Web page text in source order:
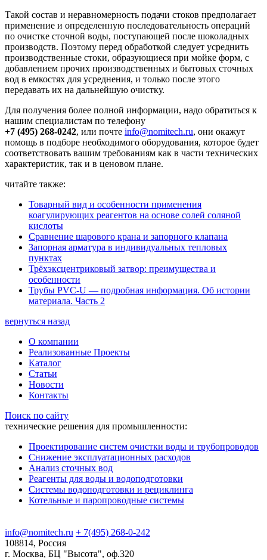
Такой состав и неравномерность подачи стоков предполагает
применение и определенную последовательность операций
по очистке сточной воды, поступающей после шоколадных
производств. Поэтому перед обработкой следует усреднить
производственные стоки, образующиеся при мойке форм, с
добавлением прочих производственных и бытовых сточных
вод в емкостях для усреднения, и только после этого
передавать их на дальнейшую очистку.
Для получения более полной информации, надо обратиться к
нашим специалистам по телефону
+7 (495) 268-0242, или почте info@nomitech.ru, они окажут
помощь в подборе необходимого оборудования, которое будет
соответствовать вашим требованиям как в части технических
характеристик, так и в ценовом плане.
читайте также:
Товарный вид и особенности применения
коагулирующих реагентов на основе солей соляной
кислоты
Сравнение шарового крана и запорного клапана
Запорная арматура в индивидуальных тепловых
пунктах
Трёхэксцентриковый затвор: преимущества и
особенности
Трубы PVC-U — подробная информация. Об истории
материала. Часть 2
вернуться назад
О компании
Реализованные Проекты
Каталог
Статьи
Новости
Контакты
Поиск по сайту
технические решения для промышленности:
Проектирование систем очистки воды и трубопроводов
Снижение эксплуатационных расходов
Анализ сточных вод
Реагенты для воды и водоподготовки
Системы водоподготовки и рециклинга
Котельные и паропроводные системы
info@nomitech.ru + 7(495) 268-0-242
108814, Россия
г. Москва, БЦ "Высота", оф.320